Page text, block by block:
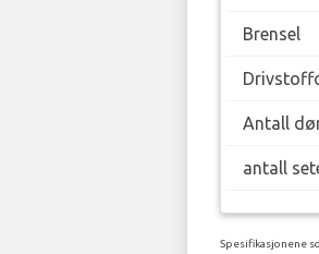
Brensel
Antall
antall
Spesifikasjonene